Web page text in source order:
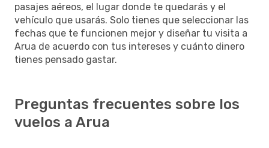
pasajes aéreos, el lugar donde te quedarás y el
vehículo que usarás. Solo tienes que seleccionar las
fechas que te funcionen mejor y diseñar tu visita a
Arua de acuerdo con tus intereses y cuánto dinero
tienes pensado gastar.
Preguntas frecuentes sobre los
vuelos a Arua